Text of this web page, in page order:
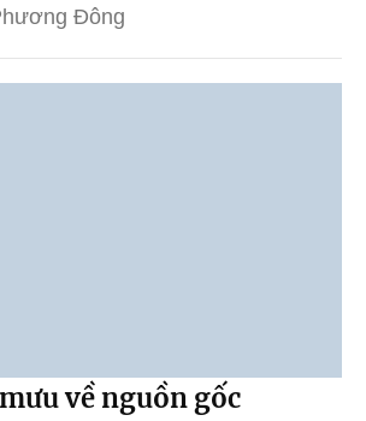
Đông
về nguồn gốc